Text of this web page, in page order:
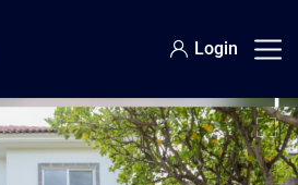
Login